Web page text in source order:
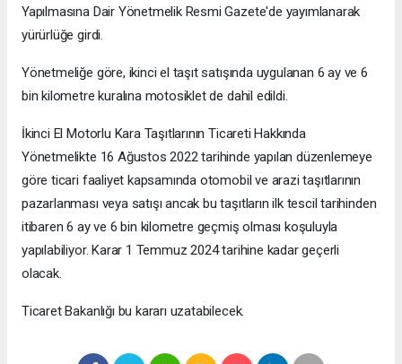
Yapılmasına Dair Yönetmelik Resmi Gazete'de yayımlanarak
yürürlüğe girdi.
Yönetmeliğe göre, ikinci el taşıt satışında uygulanan 6 ay ve 6
bin kilometre kuralına motosiklet de dahil edildi.
İkinci El Motorlu Kara Taşıtlarının Ticareti Hakkında
Yönetmelikte 16 Ağustos 2022 tarihinde yapılan düzenlemeye
göre ticari faaliyet kapsamında otomobil ve arazi taşıtlarının
pazarlanması veya satışı ancak bu taşıtların ilk tescil tarihinden
itibaren 6 ay ve 6 bin kilometre geçmiş olması koşuluyla
yapılabiliyor. Karar 1 Temmuz 2024 tarihine kadar geçerli
olacak.
Ticaret Bakanlığı bu kararı uzatabilecek.